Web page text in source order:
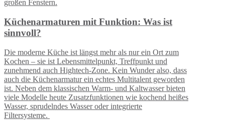
Küchenarmaturen mit Funktion: Was ist
sinnvoll?
Die moderne Küche ist längst mehr als nur ein Ort zum
Kochen – sie ist Lebensmittelpunkt, Treffpunkt und
zunehmend auch Hightech-Zone. Kein Wunder also, dass
auch die Küchenarmatur ein echtes Multitalent geworden
ist. Neben dem klassischen Warm- und Kaltwasser bieten
viele Modelle heute Zusatzfunktionen wie kochend heißes
Wasser, sprudelndes Wasser oder integrierte
Filtersysteme.